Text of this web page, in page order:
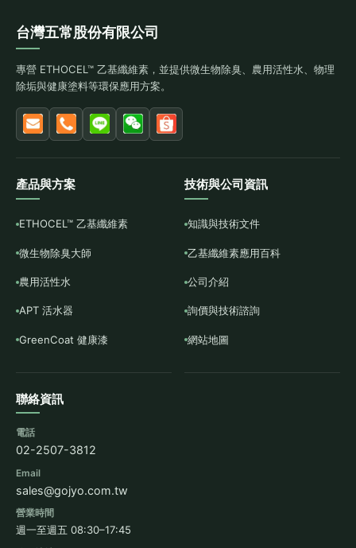
台灣五常股份有限公司
專營 ETHOCEL™ 乙基纖維素，並提供微生物除臭、農用活性水、物理
除垢與健康塗料等環保應用方案。
產品與方案
ETHOCEL™ 乙基纖維素
微生物除臭大師
農用活性水
APT 活水器
GreenCoat 健康漆
技術與公司資訊
知識與技術文件
乙基纖維素應用百科
公司介紹
詢價與技術諮詢
網站地圖
聯絡資訊
電話
02-2507-3812
Email
sales@gojyo.com.tw
營業時間
週一至週五 08:30–17:45